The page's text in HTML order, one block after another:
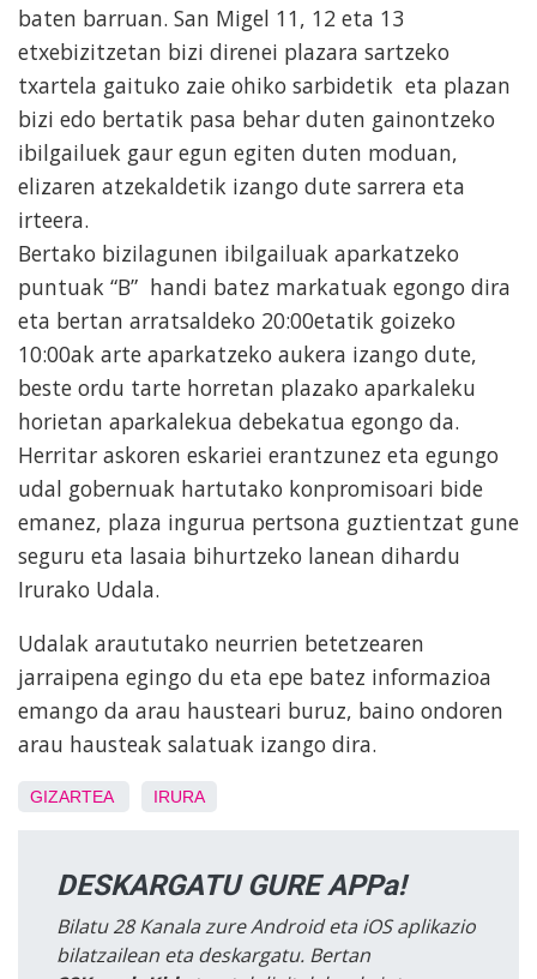
baten barruan. San Migel 11, 12 eta 13
etxebizitzetan bizi direnei plazara sartzeko
txartela gaituko zaie ohiko sarbidetik eta plazan
bizi edo bertatik pasa behar duten gainontzeko
ibilgailuek gaur egun egiten duten moduan,
elizaren atzekaldetik izango dute sarrera eta
irteera.
Bertako bizilagunen ibilgailuak aparkatzeko
puntuak “B” handi batez markatuak egongo dira
eta bertan arratsaldeko 20:00etatik goizeko
10:00ak arte aparkatzeko aukera izango dute,
beste ordu tarte horretan plazako aparkaleku
horietan aparkalekua debekatua egongo da.
Herritar askoren eskariei erantzunez eta egungo
udal gobernuak hartutako konpromisoari bide
emanez, plaza ingurua pertsona guztientzat gune
seguru eta lasaia bihurtzeko lanean dihardu
Irurako Udala.
Udalak araututako neurrien betetzearen
jarraipena egingo du eta epe batez informazioa
emango da arau hausteari buruz, baino ondoren
arau hausteak salatuak izango dira.
GIZARTEA IRURA
DESKARGATU GURE APPa!
Bilatu 28 Kanala zure Android eta iOS aplikazio
bilatzailean eta deskargatu. Bertan